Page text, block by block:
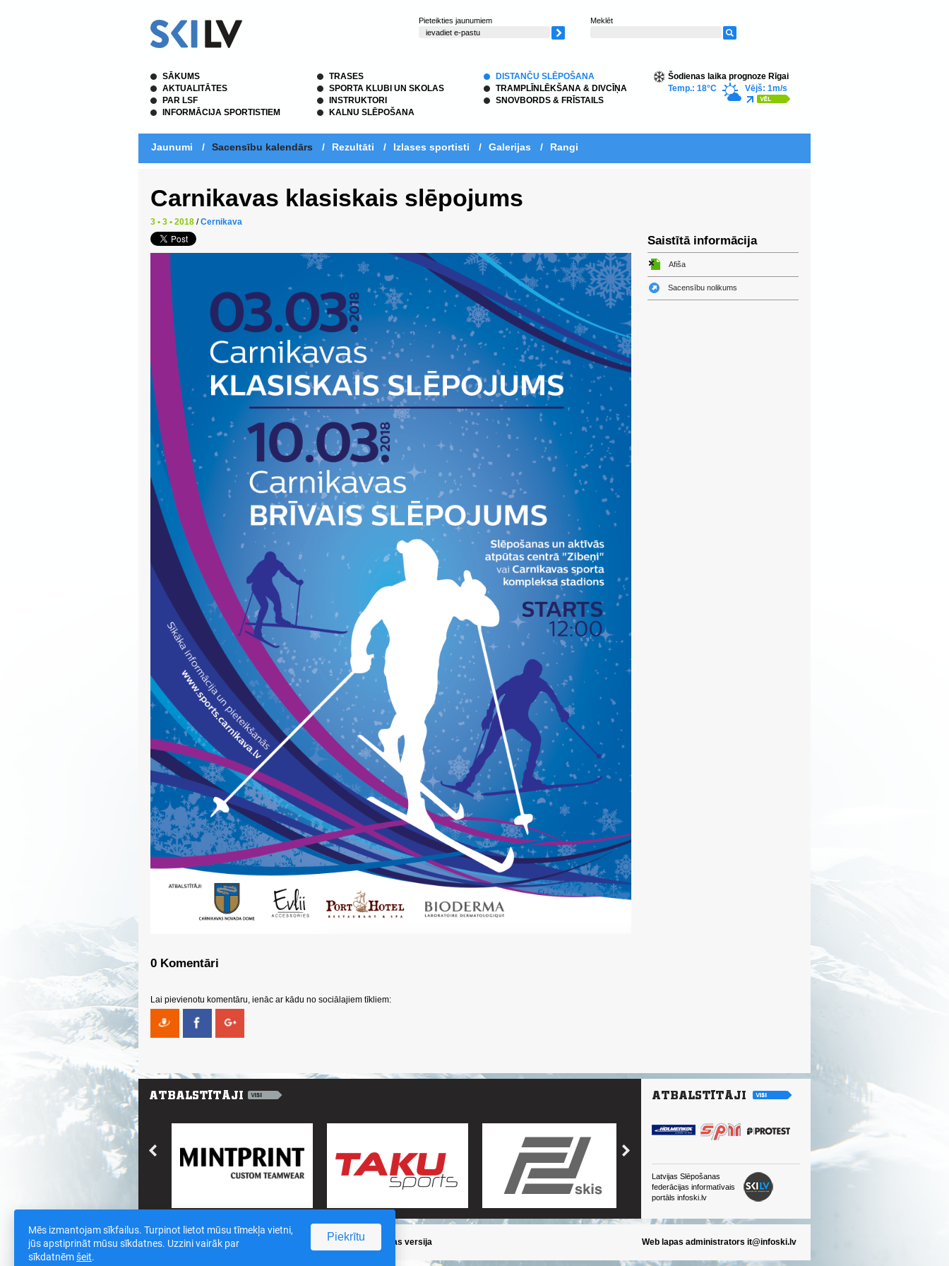
Pieteikties jaunumiem Meklēt
SĀKUMS
AKTUALITĀTES
PAR LSF
INFORMĀCIJA SPORTISTIEM
TRASES
SPORTA KLUBI UN SKOLAS
INSTRUKTORI
KALNU SLĒPOŠANA
DISTANČU SLĒPOŠANA
TRAMPLĪNLĒKŠANA & DIVCĪŅA
SNOVBORDS & FRĪSTAILS
Šodienas laika prognoze Rīgai
Temp.: 18°C
Vējš: 1m/s
Jaunumi / Sacensību kalendārs / Rezultāti / Izlases sportisti / Galerijas / Rangi
Carnikavas klasiskais slēpojums
3 • 3 • 2018 /Cernikava
0 Komentāri
Lai pievienotu komentāru, ienāc ar kādu no sociālajiem tīkliem:
Saistītā informācija
Afiša
Sacensību nolikums
Latvijas Slēpošanas
federācijas informatīvais
portāls infoski.lv
Saites / Sīkdatnes un datu drošības politika / Iepriekšējā lapas versija Web lapas administrators it@infoski.lv
Mēs izmantojam sīkfailus. Turpinot lietot mūsu tīmekļa vietni,
jūs apstiprināt mūsu sīkdatnes. Uzzini vairāk par
sīkdatnēmšeit.
Piekrītu